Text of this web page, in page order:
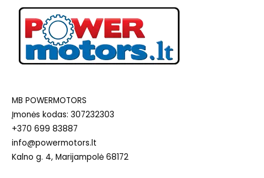
MB POWERMOTORS
Įmonės kodas: 307232303
+370 699 83887
info@powermotors.lt
Kalno g. 4, Marijampolė 68172